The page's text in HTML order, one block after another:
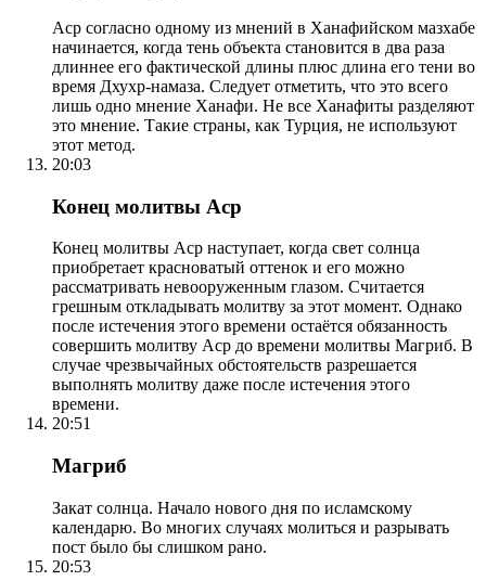
Аср согласно одному из мнений в Ханафийском мазхабе
начинается, когда тень объекта становится в два раза
длиннее его фактической длины плюс длина его тени во
время Дхухр-намаза. Следует отметить, что это всего
лишь одно мнение Ханафи. Не все Ханафиты разделяют
это мнение. Такие страны, как Турция, не используют
этот метод.
20:03
Конец молитвы Аср
Конец молитвы Аср наступает, когда свет солнца
приобретает красноватый оттенок и его можно
рассматривать невооруженным глазом. Считается
грешным откладывать молитву за этот момент. Однако
после истечения этого времени остаётся обязанность
совершить молитву Аср до времени молитвы Магриб. В
случае чрезвычайных обстоятельств разрешается
выполнять молитву даже после истечения этого
времени.
20:51
Магриб
Закат солнца. Начало нового дня по исламскому
календарю. Во многих случаях молиться и разрывать
пост было бы слишком рано.
20:53